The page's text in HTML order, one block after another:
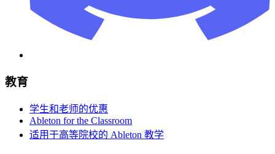
教育
学生和老师的优惠
Ableton for the Classroom
适用于高等院校的 Ableton 教学